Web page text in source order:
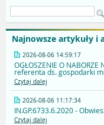
Najnowsze artykuły i
2026-08-06 14:59:17
OGŁOSZENIE O NABORZE
referenta ds. gospodarki
Czytaj dalej
2026-08-06 11:17:34
IN.GP.6733.6.2020 -
Czytaj dalej